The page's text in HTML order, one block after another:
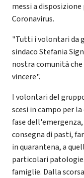
messi a
Coronavirus.
"Tutti i volontari da
sindaco Stefania
nostra comunità
vincere".
I volontari del
scesi in campo per
fase
consegna di pasti,
in quarantena, a
particolari
famiglie. Dalla